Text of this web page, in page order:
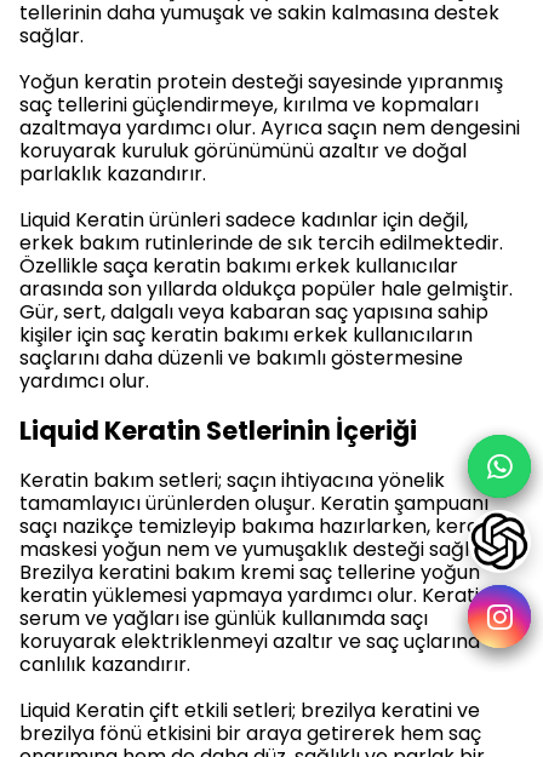
tellerinin daha yumuşak ve sakin kalmasına destek
sağlar.
Yoğun keratin protein desteği sayesinde yıpranmış
saç tellerini güçlendirmeye, kırılma ve kopmaları
azaltmaya yardımcı olur. Ayrıca saçın nem dengesini
koruyarak kuruluk görünümünü azaltır ve doğal
parlaklık kazandırır.
Liquid Keratin ürünleri sadece kadınlar için değil,
erkek bakım rutinlerinde de sık tercih edilmektedir.
Özellikle saça keratin bakımı erkek kullanıcılar
arasında son yıllarda oldukça popüler hale gelmiştir.
Gür, sert, dalgalı veya kabaran saç yapısına sahip
kişiler için saç keratin bakımı erkek kullanıcıların
saçlarını daha düzenli ve bakımlı göstermesine
yardımcı olur.
Liquid Keratin Setlerinin İçeriği
Keratin bakım setleri; saçın ihtiyacına yönelik
tamamlayıcı ürünlerden oluşur. Keratin şampuanı
saçı nazikçe temizleyip bakıma hazırlarken, keratin
maskesi yoğun nem ve yumuşaklık desteği sağlar.
Brezilya keratini bakım kremi saç tellerine yoğun
keratin yüklemesi yapmaya yardımcı olur. Keratin
serum ve yağları ise günlük kullanımda saçı
koruyarak elektriklenmeyi azaltır ve saç uçlarına
canlılık kazandırır.
Liquid Keratin çift etkili setleri; brezilya keratini ve
brezilya fönü etkisini bir araya getirerek hem saç